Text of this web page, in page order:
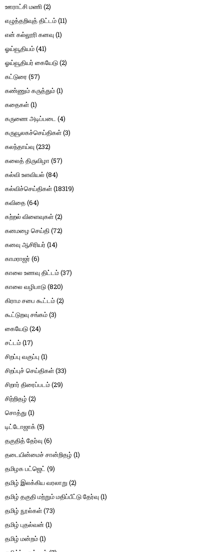
ஊராட்சி மணி(2)
எழுத்தறிவுத் திட்டம்(11)
என் கல்லூரி கனவு (1)
ஓய்வூதியம்(41)
ஓய்வூதியர் கையேடு(2)
கட்டுரை (57)
கண்ணும் கருத்தும்(1)
கதைகள்(1)
கருணை அடிப்படை (4)
கருவூலகச்செய்திகள்(3)
கலந்தாய்வு (232)
கலைத் திருவிழா (57)
கல்வி உளவியல் (84)
கல்விச்செய்திகள்(18319)
கவிதை(64)
கற்றல் விளைவுகள்(2)
கனமழை செய்தி(72)
கனவு ஆசிரியர் (14)
காமராஜர் (6)
காலை உணவு திட்டம்(37)
காலை வழிபாடு(820)
கிராம சபை கூட்டம்(2)
கூட்டுறவு சங்கம்(3)
கையேடு(24)
சட்டம்(17)
சிறப்பு வகுப்பு (1)
சிறப்புச் செய்திகள்(33)
சிறார் திரைப்படம்(29)
சிற்றிதழ் (2)
சொத்து(1)
டிட்டோஜாக்(5)
தகுதித் தேர்வு (6)
தடையின்மைச் சான்றிதழ் (1)
தமிழக பட்ஜெட் (9)
தமிழ் இலக்கிய வரலாறு (2)
தமிழ் தகுதி மற்றும் மதிப்பீட்டு தேர்வு (1)
தமிழ் நூல்கள்(73)
தமிழ் புதல்வன் (1)
தமிழ் மன்றம்(1)